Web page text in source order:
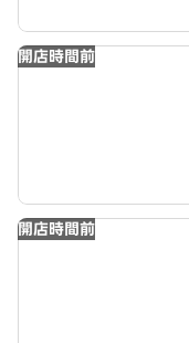
開店時間前
開店時間前